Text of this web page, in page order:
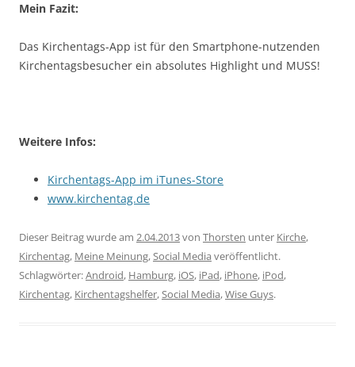
Mein Fazit:
Das Kirchentags-App ist für den Smartphone-nutzenden
Kirchentagsbesucher ein absolutes Highlight und MUSS!
Weitere Infos:
Kirchentags-App im iTunes-Store
www.kirchentag.de
Dieser Beitrag wurde am 2.04.2013von Thorsten unter Kirche,
Kirchentag, Meine Meinung,Social Media veröffentlicht.
Schlagwörter:Android, Hamburg, iOS, iPad, iPhone, iPod,
Kirchentag, Kirchentagshelfer,Social Media,Wise Guys.